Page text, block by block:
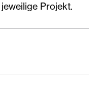
Projekt.